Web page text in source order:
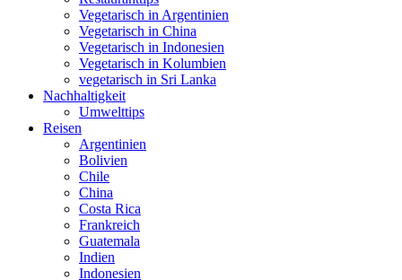
Vegetarisch in Argentinien
Vegetarisch in China
Vegetarisch in Indonesien
Vegetarisch in Kolumbien
vegetarisch in Sri Lanka
Nachhaltigkeit
Umwelttips
Reisen
Argentinien
Bolivien
Chile
China
Costa Rica
Frankreich
Guatemala
Indien
Indonesien